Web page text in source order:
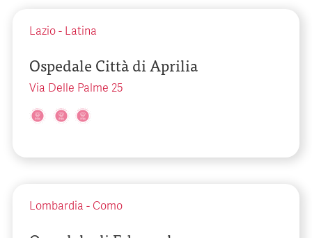
Lazio - Latina
Ospedale Città di Aprilia
Via Delle Palme 25
Lombardia - Como